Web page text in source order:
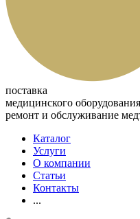
поставка
медицинского
ремонт и обслуживание
Каталог
Услуги
О компании
Статьи
Контакты
...